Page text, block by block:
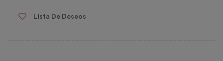
Lista De Deseos